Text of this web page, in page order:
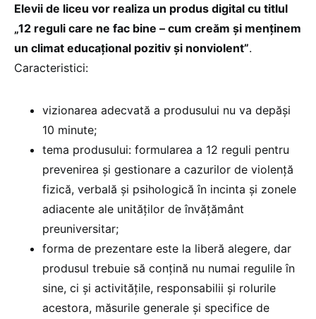
Elevii de liceu vor realiza un produs digital cu titlul
„12 reguli care ne fac bine – cum creăm şi menţinem
un climat educaţional pozitiv şi nonviolent”.
Caracteristici:
vizionarea adecvată a produsului nu va depăşi
10 minute;
tema produsului: formularea a 12 reguli pentru
prevenirea şi gestionare a cazurilor de violenţă
fizică, verbală şi psihologică în incinta şi zonele
adiacente ale unităţilor de învăţământ
preuniversitar;
forma de prezentare este la liberă alegere, dar
produsul trebuie să conţină nu numai regulile în
sine, ci şi activităţile, responsabilii şi rolurile
acestora, măsurile generale şi specifice de